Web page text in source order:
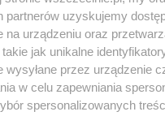
20.
partnerów uzyskujemy
na urządzeniu oraz
jak unikalne
wysyłane przez urządzenie
w celu zapewniania
spersonalizowanych